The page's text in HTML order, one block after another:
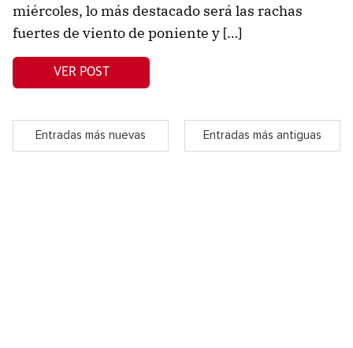
miércoles, lo más destacado será las rachas
fuertes de viento de poniente y […]
VER POST
Entradas más nuevas Entradas más antiguas